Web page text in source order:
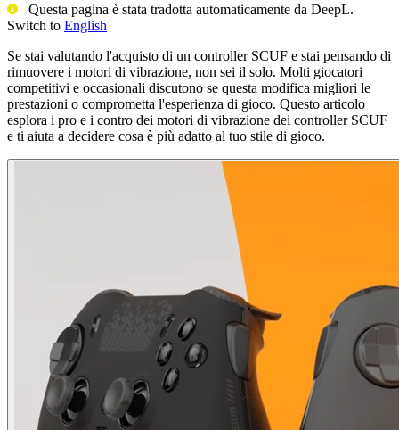
Questa pagina è stata tradotta automaticamente da DeepL.
Switch to English
Se stai valutando l'acquisto di un controller SCUF e stai pensando di
rimuovere i motori di vibrazione, non sei il solo. Molti giocatori
competitivi e occasionali discutono se questa modifica migliori le
prestazioni o comprometta l'esperienza di gioco. Questo articolo
esplora i pro e i contro dei motori di vibrazione dei controller SCUF
e ti aiuta a decidere cosa è più adatto al tuo stile di gioco.